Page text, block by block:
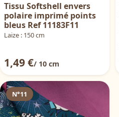
Tissu Softshell envers
polaire imprimé points
bleus Ref 11183F11
Laize : 150 cm
1,49 €/ 10 cm
N°11